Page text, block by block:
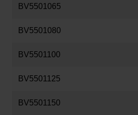
BV5501065
BV5501080
BV5501100
BV5501125
BV5501150